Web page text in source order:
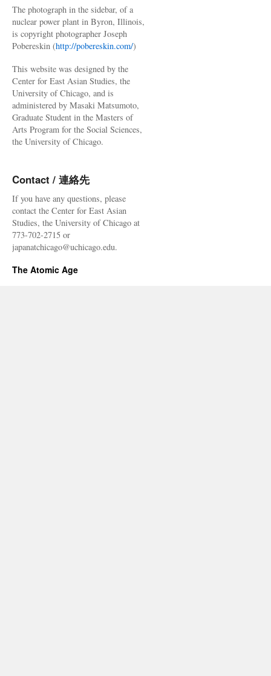
The photograph in the sidebar, of a
nuclear power plant in Byron, Illinois,
is copyright photographer Joseph
Pobereskin (http://pobereskin.com/)
This website was designed by the
Center for East Asian Studies, the
University of Chicago, and is
administered by Masaki Matsumoto,
Graduate Student in the Masters of
Arts Program for the Social Sciences,
the University of Chicago.
Contact / 連絡先
If you have any questions, please
contact the Center for East Asian
Studies, the University of Chicago at
773-702-2715 or
japanatchicago@uchicago.edu.
The Atomic Age